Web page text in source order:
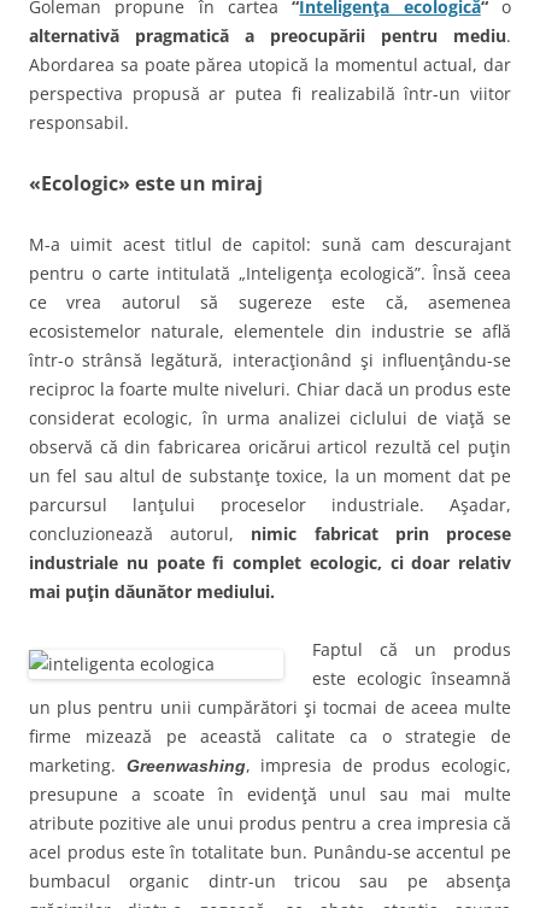
Goleman propune în cartea“Inteligenţa ecologică“o
alternativă pragmatică a preocupării pentru mediu.
Abordarea sa poate părea utopică la momentul actual, dar
perspectiva propusă ar putea fi realizabilă într-un viitor
responsabil.
«Ecologic» este un miraj
M-a uimit acest titlul de capitol: sună cam descurajant
pentru o carte intitulată „Inteligenţa ecologică”. Însă ceea
ce vrea autorul să sugereze este că, asemenea
ecosistemelor naturale, elementele din industrie se află
într-o strânsă legătură, interacţionând şi influenţându-se
reciproc la foarte multe niveluri. Chiar dacă un produs este
considerat ecologic, în urma analizei ciclului de viaţă se
observă că din fabricarea oricărui articol rezultă cel puţin
un fel sau altul de substanţe toxice, la un moment dat pe
parcursul lanţului proceselor industriale. Aşadar,
concluzionează autorul, nimic fabricat prin procese
industriale nu poate fi complet ecologic, ci doar relativ
mai puţin dăunător mediului.
Faptul că un produs
este ecologic înseamnă
un plus pentru unii cumpărători şi tocmai de aceea multe
firme mizează pe această calitate ca o strategie de
marketing.
Greenwashing, impresia de produs ecologic,
presupune a scoate în evidenţă unul sau mai multe
atribute pozitive ale unui produs pentru a crea impresia că
acel produs este în totalitate bun. Punându-se accentul pe
bumbacul organic dintr-un tricou sau pe absenţa